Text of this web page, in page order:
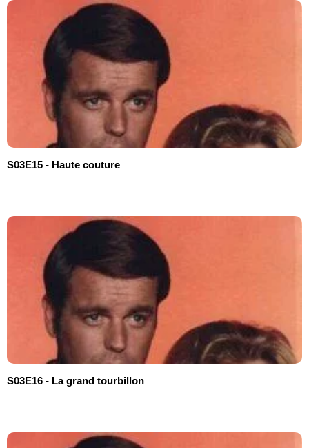
S03E15 - Haute couture
S03E16 - La grand tourbillon